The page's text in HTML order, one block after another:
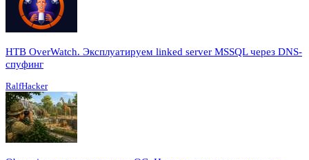
HTB OverWatch. Эксплуатируем linked server MSSQL через DNS-
спуфинг
RalfHacker